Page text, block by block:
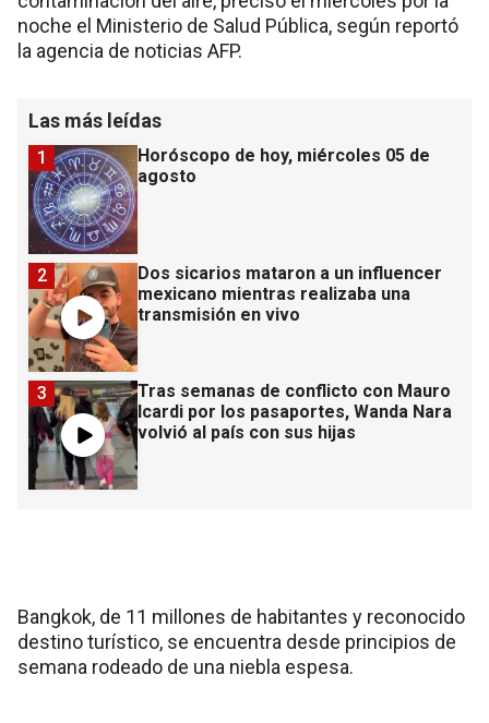
noche el Ministerio de Salud Pública, según reportó
la agencia de noticias AFP.
Las más leídas
Horóscopo de hoy, miércoles 05 de
agosto
1
Dos sicarios mataron a un influencer
mexicano mientras realizaba una
transmisión en vivo
2
Tras semanas de conflicto con Mauro
Icardi por los pasaportes, Wanda Nara
volvió al país con sus hijas
3
Bangkok, de 11 millones de habitantes y reconocido
destino turístico, se encuentra desde principios de
semana rodeado de una niebla espesa.